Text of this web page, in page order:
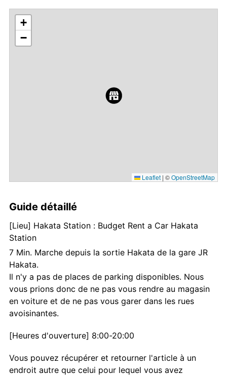
+
−
Leaflet | ©OpenStreetMap
Guide détaillé
[Lieu] Hakata Station : Budget Rent a Car Hakata
Station
7 Min. Marche depuis la sortie Hakata de la gare JR
Hakata.
Il n'y a pas de places de parking disponibles. Nous
vous prions donc de ne pas vous rendre au magasin
en voiture et de ne pas vous garer dans les rues
avoisinantes.
[Heures d'ouverture] 8:00-20:00
Vous pouvez récupérer et retourner l'article à un
endroit autre que celui pour lequel vous avez